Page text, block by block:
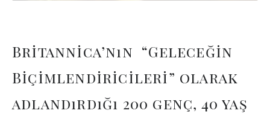
Britannica’nın “Geleceğin
Biçimlendiricileri” olarak
adlandırdığı 200 genç, 40 yaş